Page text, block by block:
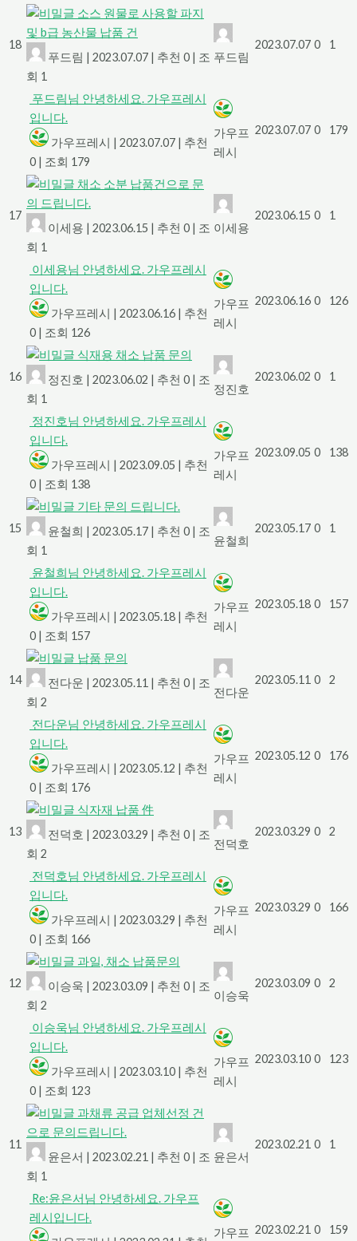
18
소스 원물로 사용할 파지
및 b급 농산물 납품 건
푸드림 | 2023.07.07 | 추천 0 | 조
회 1
푸드림
2023.07.07 0 1
푸드림님 안녕하세요. 가우프레시
입니다.
가우프레시 | 2023.07.07 | 추천
0 | 조회 179
가우프
레시
2023.07.07 0 179
17
채소 소분 납품건으로 문
의 드립니다.
이세용 | 2023.06.15 | 추천 0 | 조
회 1
이세용
2023.06.15 0 1
이세용님 안녕하세요. 가우프레시
입니다.
가우프레시 | 2023.06.16 | 추천
0 | 조회 126
가우프
레시
2023.06.16 0 126
16
식재용 채소 납품 문의
정진호 | 2023.06.02 | 추천 0 | 조
회 1
정진호
2023.06.02 0 1
정진호님 안녕하세요. 가우프레시
입니다.
가우프레시 | 2023.09.05 | 추천
0 | 조회 138
가우프
레시
2023.09.05 0 138
15
기타 문의 드립니다.
윤철희 | 2023.05.17 | 추천 0 | 조
회 1
윤철희
2023.05.17 0 1
윤철희님 안녕하세요. 가우프레시
입니다.
가우프레시 | 2023.05.18 | 추천
0 | 조회 157
가우프
레시
2023.05.18 0 157
14
납품 문의
전다운 | 2023.05.11 | 추천 0 | 조
회 2
전다운
2023.05.11 0 2
전다운님 안녕하세요. 가우프레시
입니다.
가우프레시 | 2023.05.12 | 추천
0 | 조회 176
가우프
레시
2023.05.12 0 176
13
식자재 납품 件
전덕호 | 2023.03.29 | 추천 0 | 조
회 2
전덕호
2023.03.29 0 2
전덕호님 안녕하세요. 가우프레시
입니다.
가우프레시 | 2023.03.29 | 추천
0 | 조회 166
가우프
레시
2023.03.29 0 166
12
과일, 채소 납품문의
이승욱 | 2023.03.09 | 추천 0 | 조
회 2
이승욱
2023.03.09 0 2
이승욱님 안녕하세요. 가우프레시
입니다.
가우프레시 | 2023.03.10 | 추천
0 | 조회 123
가우프
레시
2023.03.10 0 123
11
과채류 공급 업체선정 건
으로 문의드립니다.
윤은서 | 2023.02.21 | 추천 0 | 조
회 1
윤은서
2023.02.21 0 1
Re:윤은서님 안녕하세요. 가우프
레시입니다.
가우프 2023.02.21 0 159